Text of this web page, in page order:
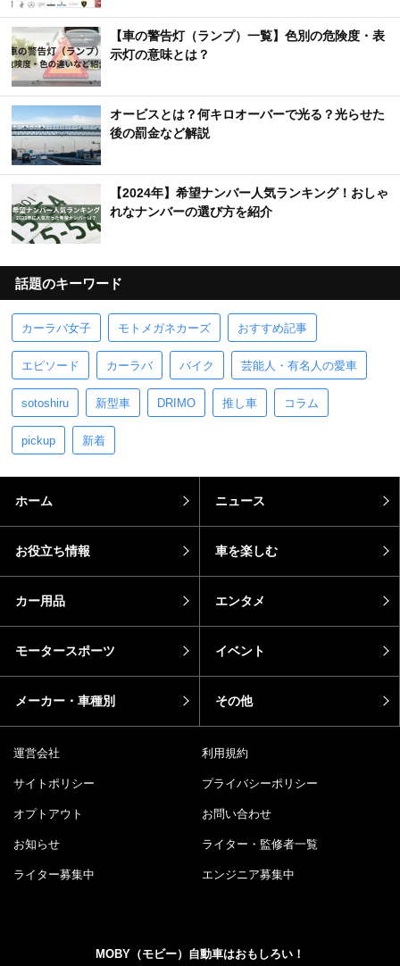
【車の警告灯（ランプ）一覧】色別の危険度・表
示灯の意味とは？
オービスとは？何キロオーバーで光る？光らせた
後の罰金など解説
【2024年】希望ナンバー人気ランキング！おしゃ
れなナンバーの選び方を紹介
話題のキーワード
カーラバ女子 モトメガネカーズ おすすめ記事
エピソード カーラバ バイク 芸能人・有名人の愛車
sotoshiru 新型車 DRIMO 推し車 コラム
pickup 新着
ホーム ニュース
お役立ち情報 車を楽しむ
カー用品 エンタメ
モータースポーツ イベント
メーカー・車種別 その他
運営会社 利用規約
サイトポリシー プライバシーポリシー
オプトアウト お問い合わせ
お知らせ ライター・監修者一覧
ライター募集中 エンジニア募集中
MOBY（モビー）自動車はおもしろい！